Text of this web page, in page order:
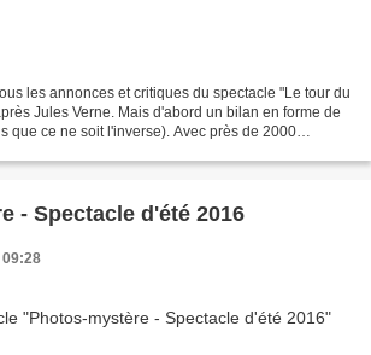
les annonces et critiques du spectacle "Le tour du
Jules Verne. Mais d'abord un bilan en forme de
que ce ne soit l'inverse). Avec près de 2000
- Spectacle d'été 2016
09:28